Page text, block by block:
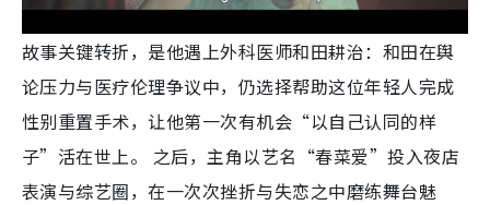
故事关键转折，是他遇上外科医师和田耕治：和田在舆
论压力与医疗伦理争议中，仍选择帮助这位年轻人完成
性别重置手术，让他第一次有机会“以自己认同的样
子”活在世上。 之后，主角以艺名“春菜爱”投入夜店
表演与综艺圈，在一次次挫折与失恋之中磨练舞台魅